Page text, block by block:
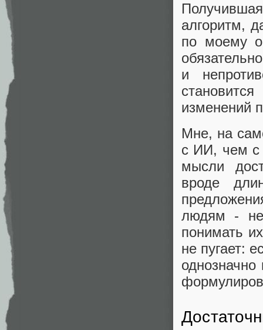
алгоритм,
по моему
и
изменений
Мне, на
с ИИ, чем с
мысли
вроде
людям -
понимать
не пугает: